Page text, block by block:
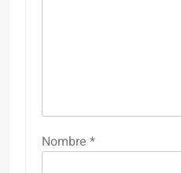
Nombre *